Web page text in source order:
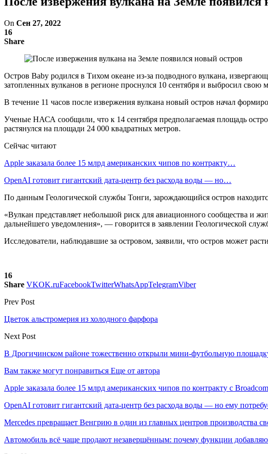
On Сен 27, 2022
16
Share
Остров Baby родился в Тихом океане из-за подводного вулкана,
затопленных вулканов в регионе проснулся 10 сентября и выбросил свою
В течение 11 часов после извержения вулкана новый остров начал
Ученые НАСА сообщили, что к 14 сентября предполагаемая площадь
растянулся на площади 24 000 квадратных метров.
Сейчас читают
Apple заказала более 15 млрд американских чипов по контракту…
OpenAI готовит гигантский дата-центр без расхода воды — но…
По данным Геологической службы Тонги, зарождающийся остров
«Вулкан представляет небольшой риск для авиационного сообщества и
дальнейшего уведомления», — говорится в заявлении Геологической
Исследователи, наблюдавшие за островом, заявили, что остров может
16
Share VKOK.ruFacebookTwitterWhatsAppTelegramViber
Prev Post
Цветок альстромерия из холодного фарфора
Next Post
В Дрогичинском районе тожественно открыли мини-футбольную
Вам также могут понравиться Еще от автора
Apple заказала более 15 млрд американских чипов по контракту с
OpenAI готовит гигантский дата-центр без расхода воды — но ему
Mercedes превращает Венгрию в один из главных центров производства
Автомобиль всё чаще продают незавершённым: почему функции